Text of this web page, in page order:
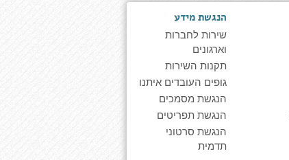
הנגשת מידע
שירות לחברות
וארגונים
תקנות השירות
גופים העובדים איתנו
הנגשת מסמכים
הנגשת תפריטים
הנגשת סרטוני
תדמית